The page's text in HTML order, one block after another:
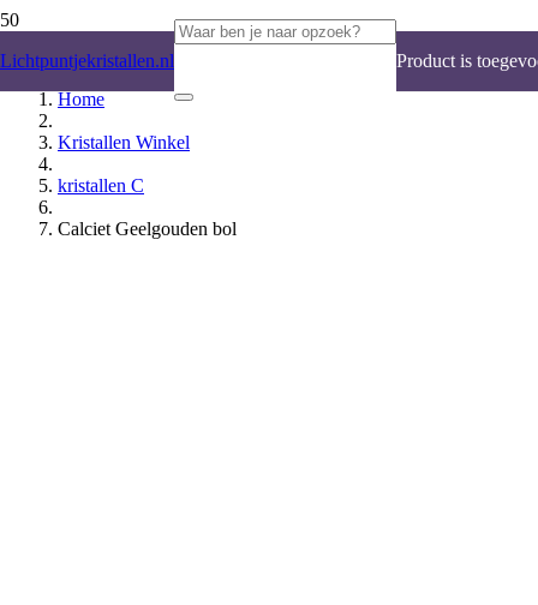
Lichtpuntjekristallen.nl Product is
Home
Kristallen Winkel
kristallen C
Calciet Geelgouden bol